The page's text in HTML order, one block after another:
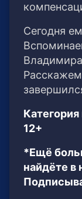
Сегодня
12+
*Ещё
найдёте в